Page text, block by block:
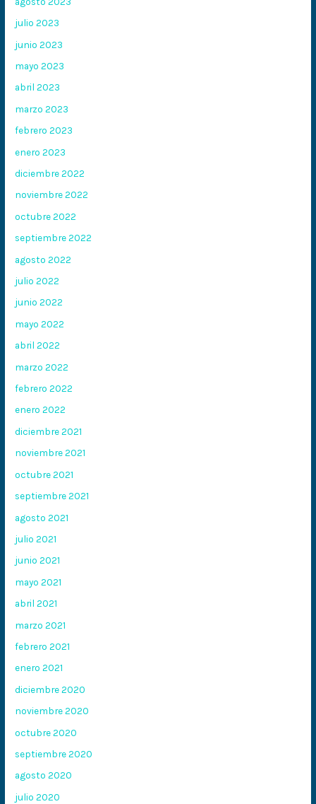
julio 2023
junio 2023
mayo 2023
abril 2023
marzo 2023
febrero 2023
enero 2023
diciembre 2022
noviembre 2022
octubre 2022
septiembre 2022
agosto 2022
julio 2022
junio 2022
mayo 2022
abril 2022
marzo 2022
febrero 2022
enero 2022
diciembre 2021
noviembre 2021
octubre 2021
septiembre 2021
agosto 2021
julio 2021
junio 2021
mayo 2021
abril 2021
marzo 2021
febrero 2021
enero 2021
diciembre 2020
noviembre 2020
octubre 2020
septiembre 2020
agosto 2020
julio 2020